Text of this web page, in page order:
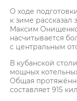
О ходе
к зиме рассказал
Максим
насчитывается
с центральным
В кубанской
мощных
Общая
составляет 915